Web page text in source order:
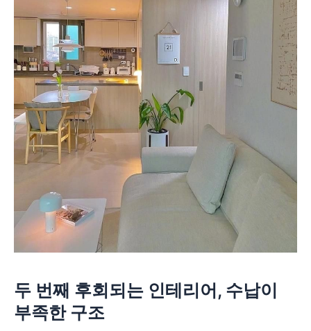
두 번째 후회되는 인테리어, 수납이
부족한 구조